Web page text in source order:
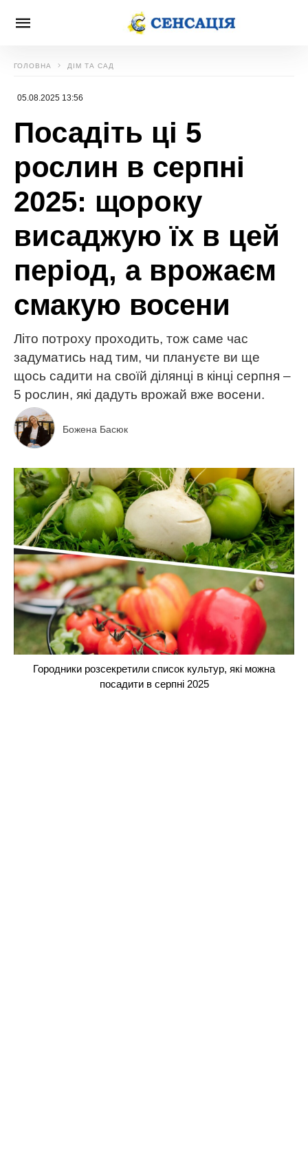
ГОЛОВНА ДІМ ТА САД
05.08.2025 13:56
Посадіть ці 5
рослин в серпні
2025: щороку
висаджую їх в цей
період, а врожаєм
смакую восени
Літо потроху проходить, тож саме час
задуматись над тим, чи плануєте ви ще
щось садити на своїй ділянці в кінці серпня –
5 рослин, які дадуть врожай вже восени.
Божена Басюк
Городники розсекретили список культур, які можна
посадити в серпні 2025